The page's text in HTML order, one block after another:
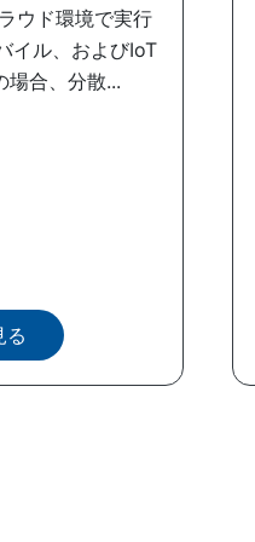
ウド環境で実行
イル、およびIoT
場合、分散...
る